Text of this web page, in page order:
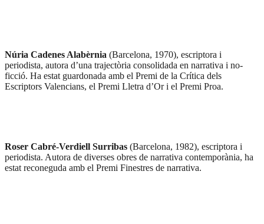
Núria Cadenes Alabèrnia (Barcelona, 1970), escriptora i
periodista, autora d’una trajectòria consolidada en narrativa i no-
ficció. Ha estat guardonada amb el Premi de la Crítica dels
Escriptors Valencians, el Premi Lletra d’Or i el Premi Proa.
Roser Cabré-Verdiell Surribas (Barcelona, 1982), escriptora i
periodista. Autora de diverses obres de narrativa contemporània, ha
estat reconeguda amb el Premi Finestres de narrativa.